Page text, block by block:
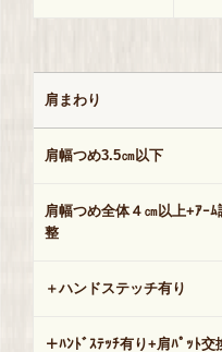
肩まわり
肩幅つめ3.5㎝以下
肩幅つめ全体４㎝以上+ｱｰﾑ
整
＋ハンドステッチ有り
＋ﾊﾝﾄﾞｽﾃｯﾁ有り+肩ﾊﾟｯﾄ交